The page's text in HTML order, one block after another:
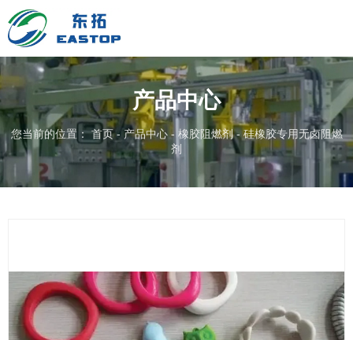
产品中心
您当前的位置： 首页- 产品中心 - 橡胶阻燃剂 -硅橡胶专用无卤阻燃
剂